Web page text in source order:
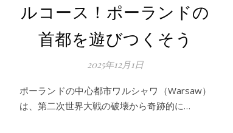
ルコース！ポーランドの
首都を遊びつくそう
2025年12月1日
ポーランドの中心都市ワルシャワ（Warsaw）
は、第二次世界大戦の破壊から奇跡的に…